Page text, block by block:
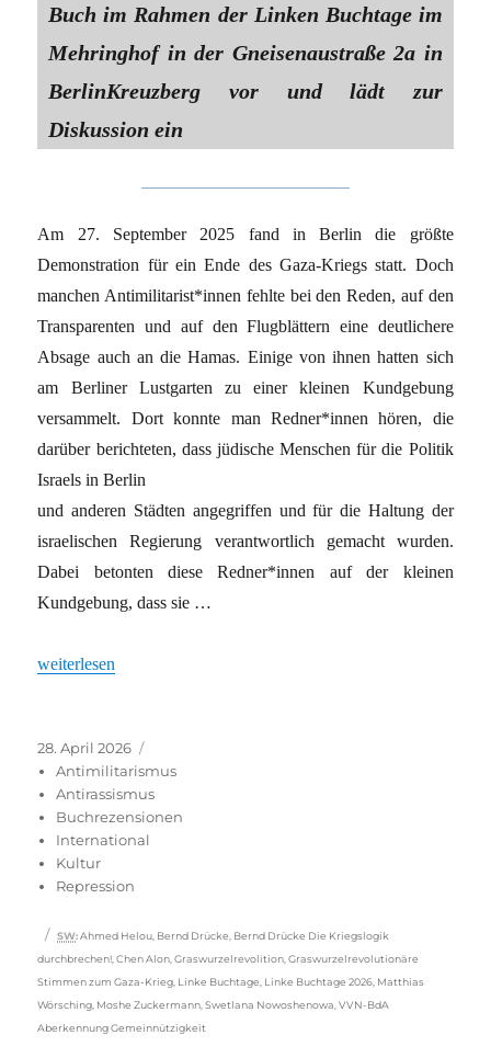
Buch im Rahmen der Linken Buchtage im
Mehringhof in der Gneisenaustraße 2a in
BerlinKreuzberg vor und lädt zur
Diskussion ein
Am 27. September 2025 fand in Berlin die größte
Demonstration für ein Ende des Gaza-Kriegs statt. Doch
manchen Antimilitarist*innen fehlte bei den Reden, auf den
Transparenten und auf den Flugblättern eine deutlichere
Absage auch an die Hamas. Einige von ihnen hatten sich
am Berliner Lustgarten zu einer kleinen Kundgebung
versammelt. Dort konnte man Redner*innen hören, die
darüber berichteten, dass jüdische Menschen für die Politik
Israels in Berlin
und anderen Städten angegriffen und für die Haltung der
israelischen Regierung verantwortlich gemacht wurden.
Dabei betonten diese Redner*innen auf der kleinen
Kundgebung, dass sie …
„»Keine Feinde sein«“
weiterlesen
Veröffentlicht
am
28. April 2026
Antimilitarismus
Antirassismus
Buchrezensionen
International
Kultur
Repression
Schlagwörter
SW: Ahmed Helou Bernd Drücke Bernd Drücke Die Kriegslogik
durchbrechen! ,Chen Alon ,Graswurzelrevolition ,Graswurzelrevolutionäre
Stimmen zum Gaza-Krieg Linke Buchtage Linke Buchtage 2026 Matthias
Wörsching Moshe Zuckermann ,Swetlana Nowoshenowa ,VVN-BdA
Aberkennung Gemeinnützigkeit